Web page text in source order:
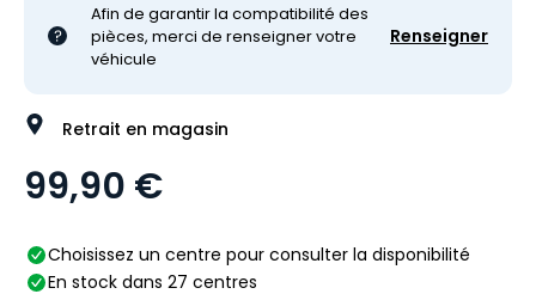
Afin de garantir la compatibilité des
pièces, merci de renseigner votre
véhicule
Renseigner
Retrait en magasin
99,90 €
Choisissez un centre pour consulter la disponibilité
En stock dans 27 centres